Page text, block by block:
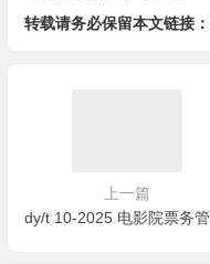
转载请务必保留本文链接：
上一篇